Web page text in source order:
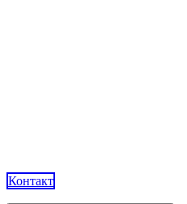
Контакт